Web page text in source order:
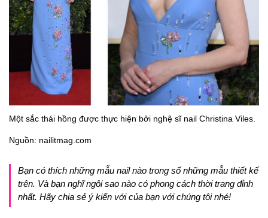
Một sắc thái hồng được thực hiện bởi nghệ sĩ nail Christina Viles.
Nguồn: nailitmag.com
Bạn có thích những mẫu nail nào trong số những mẫu thiết kế
trên. Và bạn nghĩ ngôi sao nào có phong cách thời trang đỉnh
nhất. Hãy chia sẻ ý kiến với của bạn với chúng tôi nhé!